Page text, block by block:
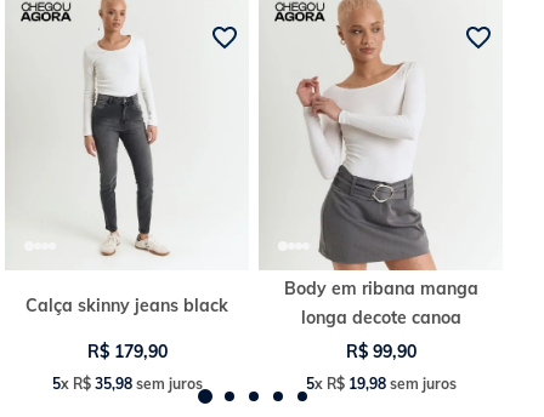
Calça skinny jeans black
R$ 179,90
5x R$ 35,98sem juros
Body em ribana manga
longa decote canoa
R$ 99,90
5x R$ 19,98sem juros